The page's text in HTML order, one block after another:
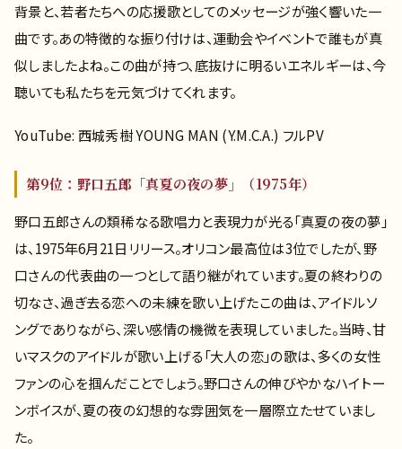
背景と、若者たちへの応援歌としてのメッセージが強く響いた一
曲です。あの特徴的な振り付けは、運動会やイベントで誰もが真
似しましたよね。この曲が持つ、底抜けに明るいエネルギーは、今
聴いても私たちを元気づけてくれます。
YouTube: 西城秀樹 YOUNG MAN (Y.M.C.A.) フルPV
第9位：野口五郎「真夏の夜の夢」（1975年）
野口五郎さんの類稀なる歌唱力と表現力が光る「真夏の夜の夢」
は、1975年6月21日リリース。オリコン最高位は3位でしたが、野
口さんの代表曲の一つとして語り継がれています。夏の終わりの
切なさ、過ぎ去る恋への未練を歌い上げたこの曲は、アイドルソ
ングでありながら、深い感情の機微を表現していました。当時、甘
いマスクのアイドルが歌い上げる「大人の恋」の歌は、多くの女性
ファンの心を掴んだことでしょう。野口さんの伸びやかなハイトー
ンボイスが、夏の夜の幻想的な雰囲気を一層際立たせていまし
た。